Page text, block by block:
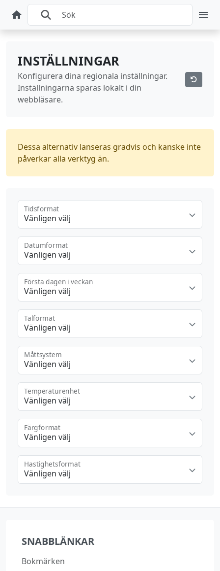
INSTÄLLNINGAR
Konfigurera dina regionala inställningar.
Inställningarna sparas lokalt i din
webbläsare.
Dessa alternativ lanseras gradvis och kanske inte
påverkar alla verktyg än.
Vänligen välj
Tidsformat
Vänligen välj
Datumformat
Vänligen välj
Första dagen i veckan
Vänligen välj
Talformat
Vänligen välj
Måttsystem
Vänligen välj
Temperaturenhet
Vänligen välj
Färgformat
Vänligen välj
Hastighetsformat
SNABBLÄNKAR
Bokmärken